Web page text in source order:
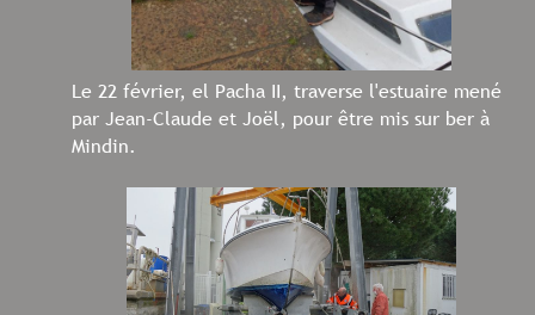
Le 22 février, el Pacha II, traverse l'estuaire mené
par Jean-Claude et Joël, pour être mis sur ber à
Mindin.